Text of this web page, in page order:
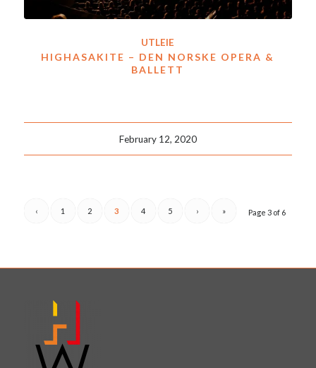
UTLEIE
HIGHASAKITE – DEN NORSKE OPERA &
BALLETT
February 12, 2020
Page 3 of 6
‹ 1 2 3 4 5 › »